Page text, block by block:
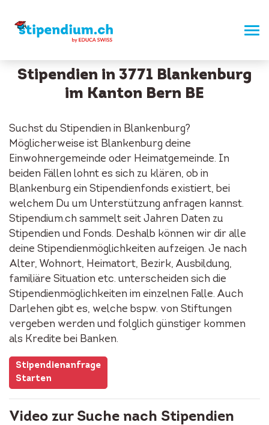
Stipendien in 3771 Blankenburg
im Kanton Bern BE
Suchst du Stipendien in Blankenburg?
Möglicherweise ist Blankenburg deine
Einwohnergemeinde oder Heimatgemeinde. In
beiden Fällen lohnt es sich zu klären, ob in
Blankenburg ein Stipendienfonds existiert, bei
welchem Du um Unterstützung anfragen kannst.
Stipendium.ch sammelt seit Jahren Daten zu
Stipendien und Fonds. Deshalb können wir dir alle
deine Stipendienmöglichkeiten aufzeigen. Je nach
Alter, Wohnort, Heimatort, Bezirk, Ausbildung,
familiäre Situation etc. unterscheiden sich die
Stipendienmöglichkeiten im einzelnen Falle. Auch
Darlehen gibt es, welche bspw. von Stiftungen
vergeben werden und folglich günstiger kommen
als Kredite bei Banken.
Stipendienanfrage
Starten
Video zur Suche nach Stipendien